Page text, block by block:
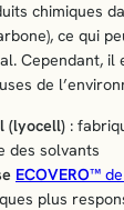
chimiques
ce qui
Cependant, il
de
(lyocell) :
des solvants
ECOVERO™
plus